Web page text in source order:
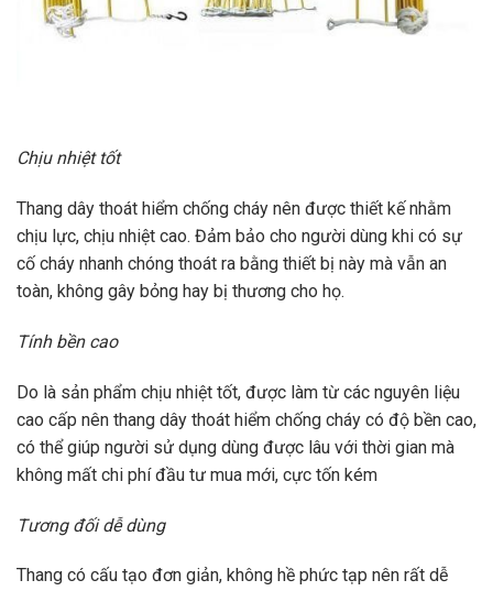
Chịu nhiệt tốt
Thang dây thoát hiểm chống cháy nên được thiết kế nhằm
chịu lực, chịu nhiệt cao. Đảm bảo cho người dùng khi có sự
cố cháy nhanh chóng thoát ra bằng thiết bị này mà vẫn an
toàn, không gây bỏng hay bị thương cho họ.
Tính bền cao
Do là sản phẩm chịu nhiệt tốt, được làm từ các nguyên liệu
cao cấp nên thang dây thoát hiểm chống cháy có độ bền cao,
có thể giúp người sử dụng dùng được lâu với thời gian mà
không mất chi phí đầu tư mua mới, cực tốn kém
Tương đối dễ dùng
Thang có cấu tạo đơn giản, không hề phức tạp nên rất dễ